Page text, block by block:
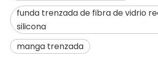
funda trenzada de fibra de vidrio
silicona
manga trenzada